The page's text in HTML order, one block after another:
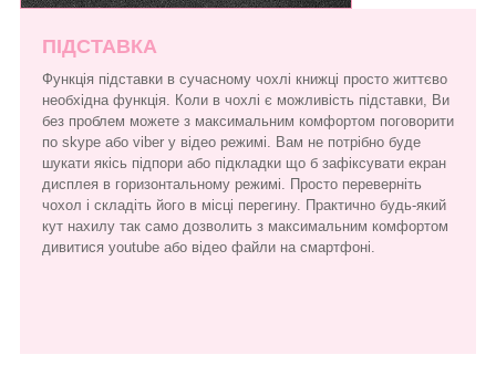
ПІДСТАВКА
Функція підставки в сучасному чохлі книжці просто життєво
необхідна функція. Коли в чохлі є можливість підставки, Ви
без проблем можете з максимальним комфортом поговорити
по skype або viber у відео режимі. Вам не потрібно буде
шукати якісь підпори або підкладки що б зафіксувати екран
дисплея в горизонтальному режимі. Просто переверніть
чохол і складіть його в місці перегину. Практично будь-який
кут нахилу так само дозволить з максимальним комфортом
дивитися youtube або відео файли на смартфоні.